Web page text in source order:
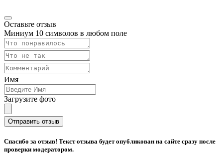
Оставьте отзыв
Миниум 10 символов в любом поле
Имя
Загрузите фото
Отправить отзыв
Спасибо за отзыв! Текст отзыва будет опубликован на сайте сразу после
проверки модератором.